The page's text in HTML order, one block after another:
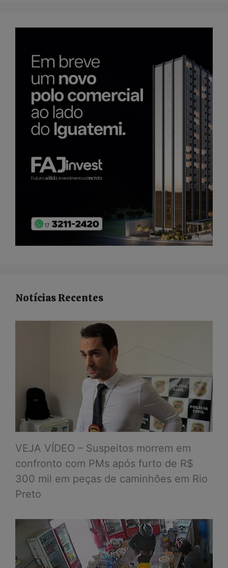
Notícias Recentes
VEJA VÍDEO – Suspeitos morrem em
confronto com PMs após furto de R$
300 mil em peças de caminhões em Rio
Preto